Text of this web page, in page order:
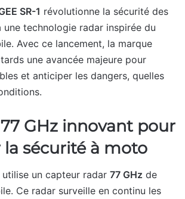
SR-1 révolutionne la sécurité des
une technologie radar inspirée du
Avec ce lancement, la marque
une avancée majeure pour
et anticiper les dangers, quelles
GHz innovant pour
sécurité à moto
utilise un capteur radar 77 GHz de
Ce radar surveille en continu les